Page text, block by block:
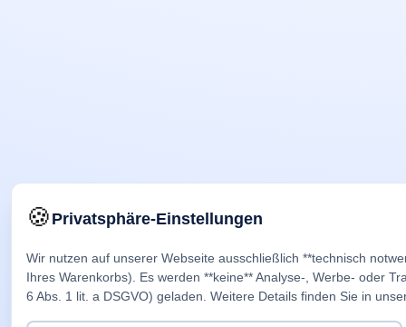
🍪Privatsphäre-Einstellungen
Wir nutzen auf unserer Webseite ausschließlich **technisch
Ihres Warenkorbs). Es werden **keine** Analyse-, Werbe- oder
6 Abs. 1 lit. a DSGVO) geladen. Weitere Details finden Sie in